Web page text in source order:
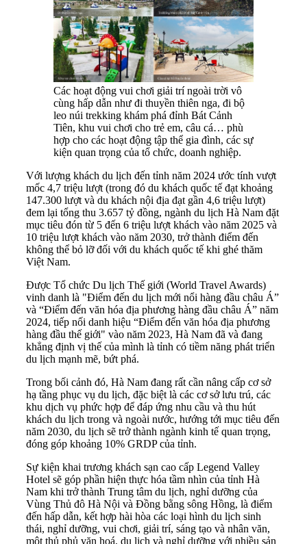
Các hoạt động vui chơi giải trí ngoài trời vô
cùng hấp dẫn như đi thuyền thiên nga, đi bộ
leo núi trekking khám phá đỉnh Bát Cảnh
Tiên, khu vui chơi cho trẻ em, câu cá… phù
hợp cho các hoạt động tập thể gia đình, các sự
kiện quan trọng của tổ chức, doanh nghiệp.
Với lượng khách du lịch đến tỉnh năm 2024 ước tính vượt
mốc 4,7 triệu lượt (trong đó du khách quốc tế đạt khoảng
147.300 lượt và du khách nội địa đạt gần 4,6 triệu lượt)
đem lại tổng thu 3.657 tỷ đồng, ngành du lịch Hà Nam đặt
mục tiêu đón từ 5 đến 6 triệu lượt khách vào năm 2025 và
10 triệu lượt khách vào năm 2030, trở thành điểm đến
không thể bỏ lỡ đối với du khách quốc tế khi ghé thăm
Việt Nam.
Được Tổ chức Du lịch Thế giới (World Travel Awards)
vinh danh là "Điểm đến du lịch mới nổi hàng đầu châu Á”
và “Điểm đến văn hóa địa phương hàng đầu châu Á” năm
2024, tiếp nối danh hiệu “Điểm đến văn hóa địa phương
hàng đầu thế giới" vào năm 2023, Hà Nam đã và đang
khẳng định vị thế của mình là tỉnh có tiềm năng phát triển
du lịch mạnh mẽ, bứt phá.
Trong bối cảnh đó, Hà Nam đang rất cần nâng cấp cơ sở
hạ tầng phục vụ du lịch, đặc biệt là các cơ sở lưu trú, các
khu dịch vụ phức hợp để đáp ứng nhu cầu và thu hút
khách du lịch trong và ngoài nước, hướng tới mục tiêu đến
năm 2030, du lịch sẽ trở thành ngành kinh tế quan trọng,
đóng góp khoảng 10% GRDP của tỉnh.
Sự kiện khai trương khách sạn cao cấp Legend Valley
Hotel sẽ góp phần hiện thực hóa tầm nhìn của tỉnh Hà
Nam khi trở thành Trung tâm du lịch, nghỉ dưỡng của
Vùng Thủ đô Hà Nội và Đồng bằng sông Hồng, là điểm
đến hấp dẫn, kết hợp hài hòa các loại hình du lịch sinh
thái, nghỉ dưỡng, vui chơi, giải trí, sáng tạo và nhân văn,
một thủ phủ văn hoá, du lịch và nghỉ dưỡng với nhiều sản